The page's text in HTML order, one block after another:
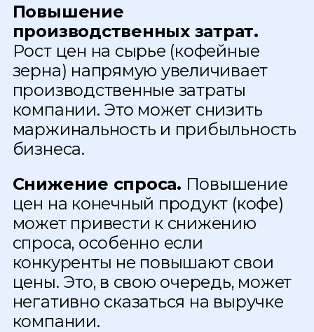
Повышение
производственных затрат.
Рост цен на сырье (кофейные
зерна) напрямую увеличивает
производственные затраты
компании. Это может снизить
маржинальность и прибыльность
бизнеса.
Снижение спроса. Повышение
цен на конечный продукт (кофе)
может привести к снижению
спроса, особенно если
конкуренты не повышают свои
цены. Это, в свою очередь, может
негативно сказаться на выручке
компании.